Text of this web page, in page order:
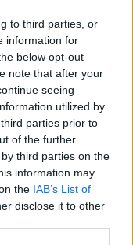
to third parties, or
information for
below opt-out
note that after your
seeing
utilized by
parties prior to
of the further
third parties on the
information may
the IAB’s List of
disclose it to other
Ορειβατικού
και ώρα 8:00
με τα
(Ανατολικό
και κατά τις
27210-